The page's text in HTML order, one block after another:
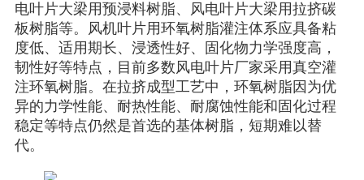
电叶片大梁用预浸料树脂、风电叶片大梁用拉挤碳
板树脂等。风机叶片用环氧树脂灌注体系应具备粘
度低、适用期长、浸透性好、固化物力学强度高，
韧性好等特点，目前多数风电叶片厂家采用真空灌
注环氧树脂。在拉挤成型工艺中，环氧树脂因为优
异的力学性能、耐热性能、耐腐蚀性能和固化过程
稳定等特点仍然是首选的基体树脂，短期难以替
代。